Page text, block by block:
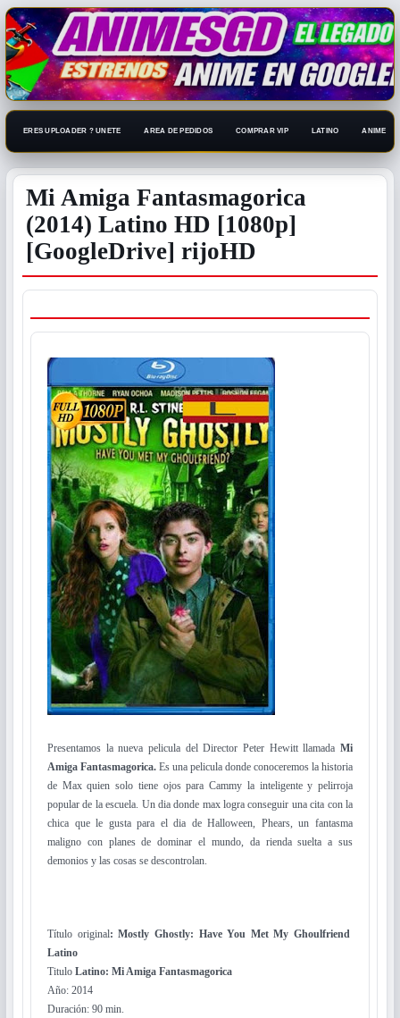
ERES UPLOADER ? UNETE AREA DE PEDIDOS COMPRAR VIP LATINO ANIME
Mi Amiga Fantasmagorica
(2014) Latino HD [1080p]
[GoogleDrive] rijoHD
Presentamos la nueva pelicula del Director Peter Hewitt llamada Mi
Amiga Fantasmagorica. Es una pelicula donde conoceremos la historia
de Max quien solo tiene ojos para Cammy la inteligente y pelirroja
popular de la escuela. Un dia donde max logra conseguir una cita con la
chica que le gusta para el dia de Halloween, Phears, un fantasma
maligno con planes de dominar el mundo, da rienda suelta a sus
demonios y las cosas se descontrolan.
Título original: Mostly Ghostly: Have You Met My Ghoulfriend
Latino
Titulo Latino: Mi Amiga Fantasmagorica
Año: 2014
Duración: 90 min.